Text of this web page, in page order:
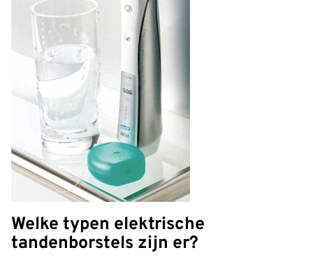
Welke typen elektrische
tandenborstels zijn er?